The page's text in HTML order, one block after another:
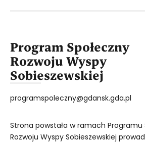
Program Społeczny
Rozwoju Wyspy
Sobieszewskiej
programspoleczny@gdansk.gda.pl
Strona powstała w ramach Programu
Rozwoju Wyspy Sobieszewskiej